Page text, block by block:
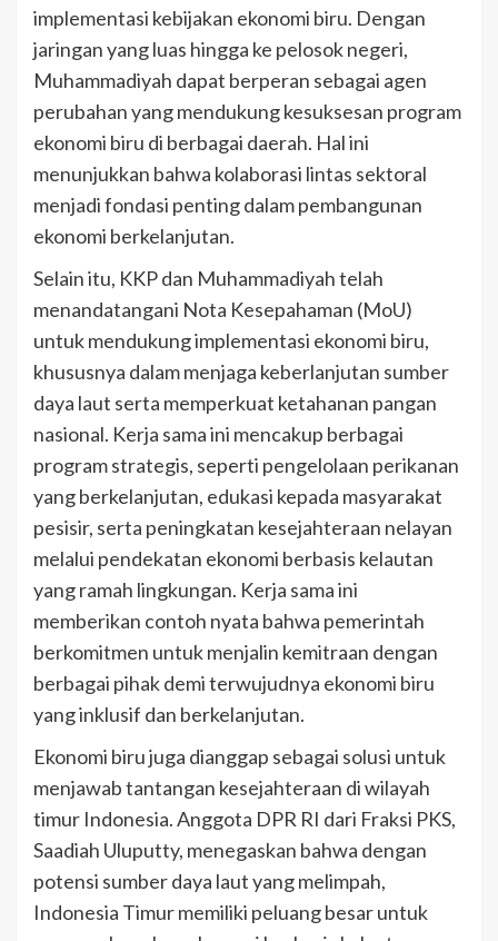
implementasi kebijakan ekonomi biru. Dengan
jaringan yang luas hingga ke pelosok negeri,
Muhammadiyah dapat berperan sebagai agen
perubahan yang mendukung kesuksesan program
ekonomi biru di berbagai daerah. Hal ini
menunjukkan bahwa kolaborasi lintas sektoral
menjadi fondasi penting dalam pembangunan
ekonomi berkelanjutan.
Selain itu, KKP dan Muhammadiyah telah
menandatangani Nota Kesepahaman (MoU)
untuk mendukung implementasi ekonomi biru,
khususnya dalam menjaga keberlanjutan sumber
daya laut serta memperkuat ketahanan pangan
nasional. Kerja sama ini mencakup berbagai
program strategis, seperti pengelolaan perikanan
yang berkelanjutan, edukasi kepada masyarakat
pesisir, serta peningkatan kesejahteraan nelayan
melalui pendekatan ekonomi berbasis kelautan
yang ramah lingkungan. Kerja sama ini
memberikan contoh nyata bahwa pemerintah
berkomitmen untuk menjalin kemitraan dengan
berbagai pihak demi terwujudnya ekonomi biru
yang inklusif dan berkelanjutan.
Ekonomi biru juga dianggap sebagai solusi untuk
menjawab tantangan kesejahteraan di wilayah
timur Indonesia. Anggota DPR RI dari Fraksi PKS,
Saadiah Uluputty, menegaskan bahwa dengan
potensi sumber daya laut yang melimpah,
Indonesia Timur memiliki peluang besar untuk